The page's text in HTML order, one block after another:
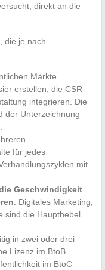
direkt an die
die je nach
Märkte
erstellen, die CSR-
integrieren. Die
der Unterzeichnung
für jedes
mit
Geschwindigkeit
. Digitales Marketing,
sind die Haupthebel.
in zwei oder drei
Lizenz im BtoB
im BtoC